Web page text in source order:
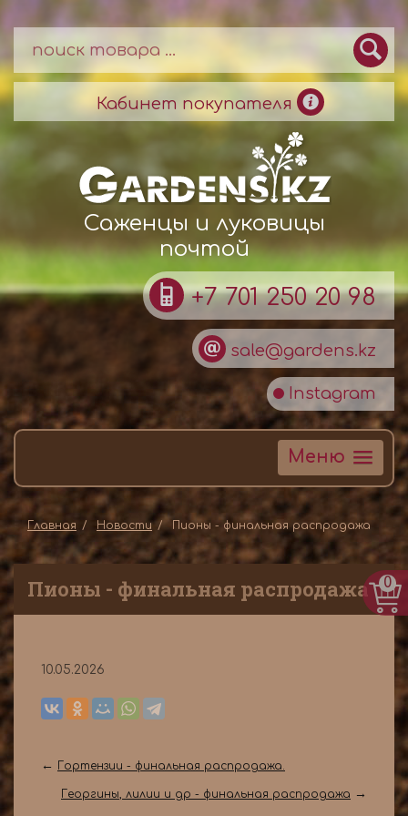
Кабинет покупателя
Саженцы и луковицы
почтой
+7 701 250 20 98
sale@gardens.kz
Instagram
0
Меню
Главная Новости Пионы - финальная распродажа
Пионы - финальная распродажа
10.05.2026
← Гортензии - финальная распродажа.
Георгины, лилии и др - финальная распродажа →